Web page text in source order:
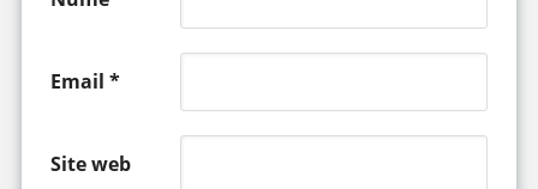
Email *
Site web